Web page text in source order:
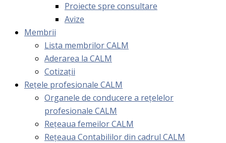
Proiecte spre consultare
Avize
Membrii
Lista membrilor CALM
Aderarea la CALM
Cotizaţii
Rețele profesionale CALM
Organele de conducere a rețelelor
profesionale CALM
Rețeaua femeilor CALM
Rețeaua Contabililor din cadrul CALM